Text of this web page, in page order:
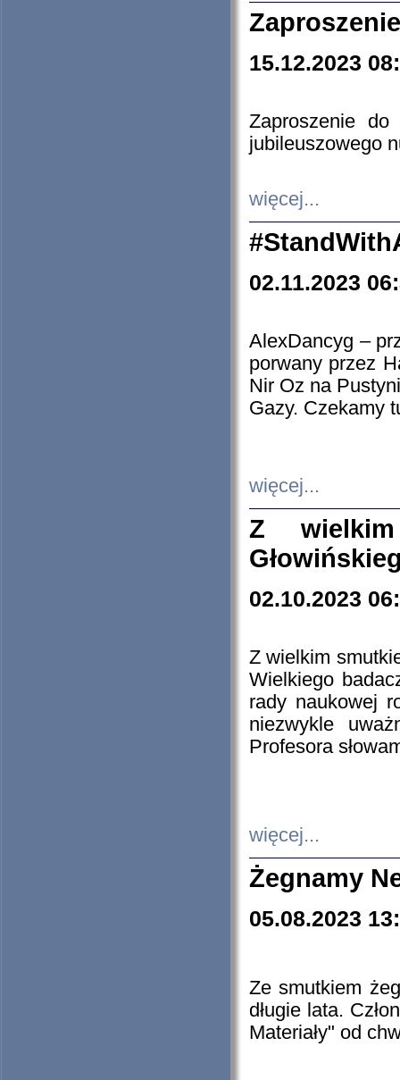
15.12.2023
Zaproszenie do
jubileuszowego
więcej...
02.11.2023
AlexDancyg –
porwany przez
Nir Oz na
Gazy. Czekamy
więcej...
Z
02.10.2023
Z wielkim
Wielkiego
rady naukowej
niezwykle
Profesora
więcej...
Żegnamy
05.08.2023
Ze smutkiem
długie lata.
Materiały" od